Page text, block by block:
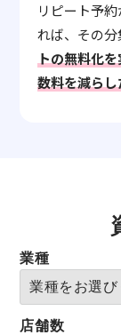
リピート予
れば、その
トの無料化
数料を減ら
業種
店舗数